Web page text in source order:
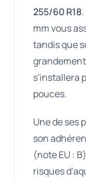
255/60 R18
mm vous
tandis que
s'installera
pouces.
Une de ses
son
(note EU :
risques